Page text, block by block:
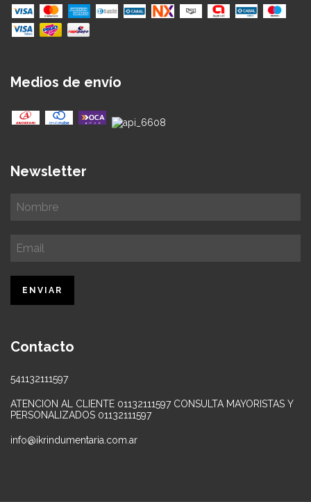
Medios de envío
Newsletter
Contacto
541132111597
ATENCION AL CLIENTE 01132111597 CONSULTA MAYORISTAS Y
PERSONALIZADOS 01132111597
info@ikrindumentaria.com.ar